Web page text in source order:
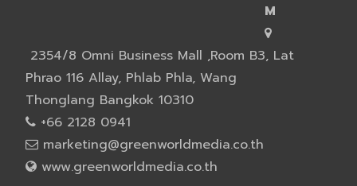
M
2354/8 Omni Business Mall ,Room B3, Lat
Phrao 116 Allay, Phlab Phla, Wang
Thonglang Bangkok 10310
+66 2128 0941
marketing@greenworldmedia.co.th
www.greenworldmedia.co.th